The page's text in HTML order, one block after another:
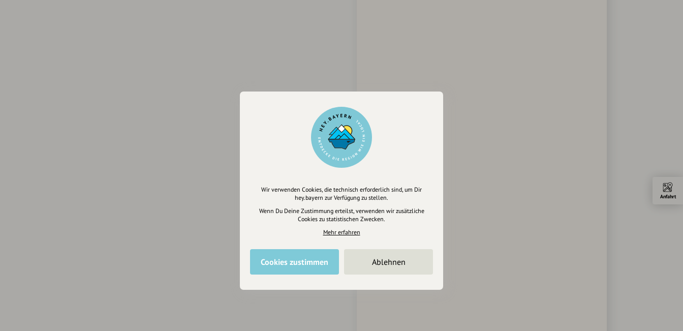
Anfahrt
Wir verwenden Cookies, die technisch erforderlich sind, um Dir
hey.bayern zur Verfügung zu stellen.
Wenn Du Deine Zustimmung erteilst, verwenden wir zusätzliche
Cookies zu statistischen Zwecken.
Mehr erfahren
Cookies zustimmen Ablehnen